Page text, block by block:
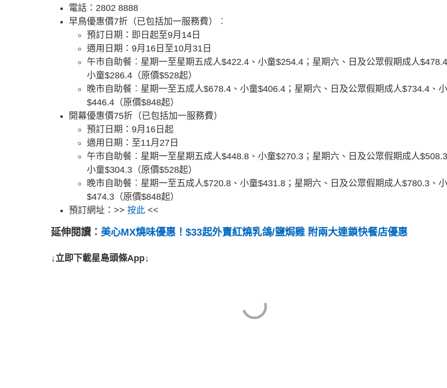
電話：2802 8888
早鳥優惠價7折（已包括加一服務費）︰
預訂日期：即日起至9月14日
適用日期：9月16日至10月31日
午市自助餐︰星期一至星期五成人$422.4、小童$254.4；星期六、日及公眾假期成人$478.4
小童$286.4（原價$528起）
晚市自助餐︰星期一至五成人$678.4、小童$406.4；星期六、日及公眾假期成人$734.4、
$446.4（原價$848起）
開幕優惠價75折（已包括加一服務費）
預訂日期：9月16日起
適用日期：至11月27日
午市自助餐︰星期一至星期五成人$448.8、小童$270.3；星期六、日及公眾假期成人$508.3
小童$304.3（原價$528起）
晚市自助餐︰星期一至五成人$720.8、小童$431.8；星期六、日及公眾假期成人$780.3、
$474.3（原價$848起）
預訂網址：>> 按此 <<
延伸閱讀︰ 美心MX燒味優惠！$33起外賣紅燒乳鴿/鹽焗雞 附兩大連鎖快餐店優惠
↓立即下載星島頭條App↓